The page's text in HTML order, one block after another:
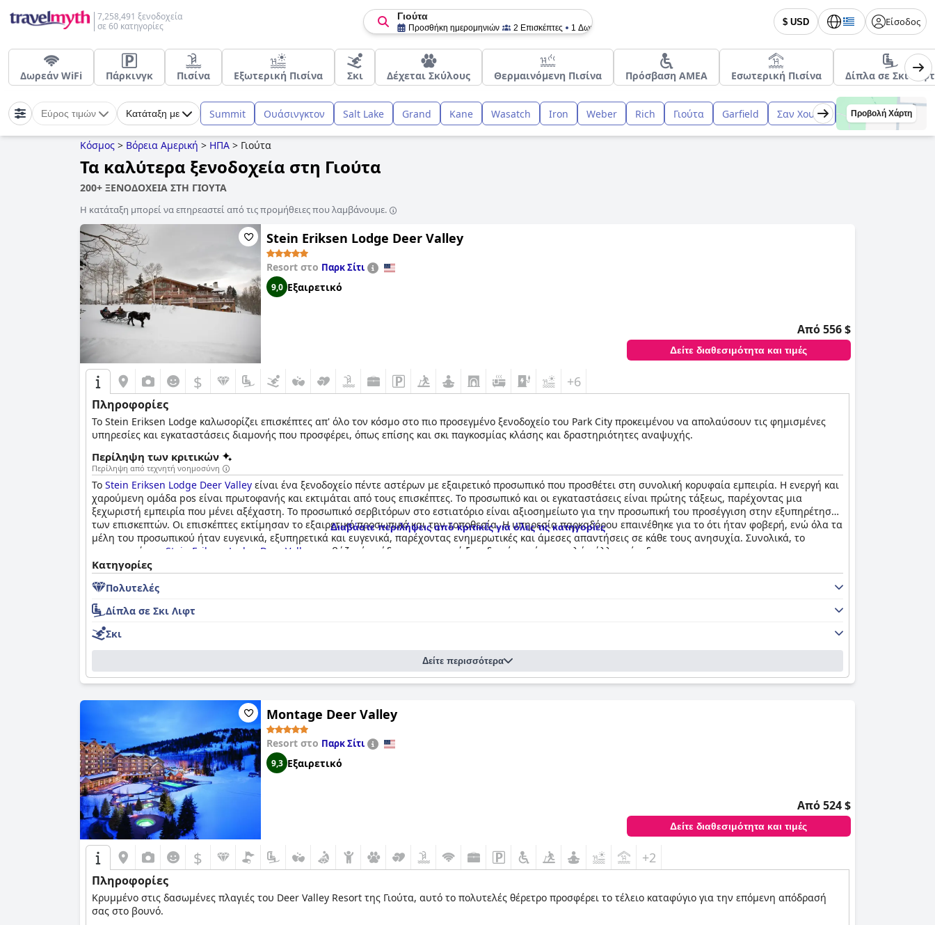
7,258,491 ξενοδοχεία
σε 60 κατηγορίες
$ USD Είσοδος
Γιούτα
Προσθήκη ημερομηνιών 2 Επισκέπτες 1 Δωμάτιο
Δωρεάν WiFi Πάρκινγκ Πισίνα Εξωτερική Πισίνα Σκι Δέχεται Σκύλους Θερμαινόμενη Πισίνα Πρόσβαση ΑΜΕΑ Εσωτερική Πισίνα Δίπλα σε Σκι Λιφτ
Εύρος τιμών Κατάταξη με Summit Ουάσινγκτον Salt Lake Grand Kane Wasatch Iron Weber Rich Γιούτα Garfield Σαν Χουάν Davis Wayne
Προβολή Χάρτη
Κόσμος > Βόρεια Αμερική > ΗΠΑ > Γιούτα
Τα καλύτερα ξενοδοχεία στη Γιούτα
200+ ΞΕΝΟΔΟΧΕΙΑ ΣΤΗ ΓΙΟΥΤΑ
Η κατάταξη μπορεί να επηρεαστεί από τις προμήθειες που λαμβάνουμε.
Stein Eriksen Lodge Deer Valley
Resort στο Παρκ Σίτι
9,0 Εξαιρετικό
Από 556 $
Δείτε διαθεσιμότητα και τιμές
$ +6
Πληροφορίες
Το Stein Eriksen Lodge καλωσορίζει επισκέπτες απ' όλο τον κόσμο στο πιο προσεγμένο ξενοδοχείο του Park City προκειμένου να απολαύσουν τις φημισμένες
υπηρεσίες και εγκαταστάσεις διαμονής που προσφέρει, όπως επίσης και σκι παγκοσμίας κλάσης και δραστηριότητες αναψυχής.
Περίληψη των κριτικών
Περίληψη από τεχνητή νοημοσύνη
Το Stein Eriksen Lodge Deer Valley είναι ένα ξενοδοχείο πέντε αστέρων με εξαιρετικό προσωπικό που προσθέτει στη συνολική κορυφαία εμπειρία. Η ενεργή και
χαρούμενη ομάδα pos είναι πρωτοφανής και εκτιμάται από τους επισκέπτες. Το προσωπικό και οι εγκαταστάσεις είναι πρώτης τάξεως, παρέχοντας μια
ξεχωριστή εμπειρία που μένει αξέχαστη. Το προσωπικό σερβιτόρων στο εστιατόριο είναι αξιοσημείωτο για την προσωπική του προσέγγιση στην εξυπηρέτηση
των επισκεπτών. Οι επισκέπτες εκτίμησαν το εξαιρετικό προσωπικό και την τοποθεσία. Η υπηρεσία παρκαδόρου επαινέθηκε για το ότι ήταν φοβερή, ενώ όλα τα
μέλη του προσωπικού ήταν ευγενικά, εξυπηρετικά και ευγενικά, παρέχοντας ενημερωτικές και άμεσες απαντήσεις σε κάθε τους ανησυχία. Συνολικά, το
προσωπικό του Stein Eriksen Lodge Deer Valley ανεβάζει ένα ήδη εντυπωσιακό ξενοδοχείο σε ένα εντελώς άλλο επίπεδο.
Διαβάστε περιλήψεις από κριτικές για όλες τις κατηγορίες
Κατηγορίες
Πολυτελές
Δίπλα σε Σκι Λιφτ
Σκι
Δείτε περισσότερα
Montage Deer Valley
Resort στο Παρκ Σίτι
9,3 Εξαιρετικό
Από 524 $
Δείτε διαθεσιμότητα και τιμές
$ +2
Πληροφορίες
Κρυμμένο στις δασωμένες πλαγιές του Deer Valley Resort της Γιούτα, αυτό το πολυτελές θέρετρο προσφέρει το τέλειο καταφύγιο για την επόμενη απόδρασή
σας στο βουνό.